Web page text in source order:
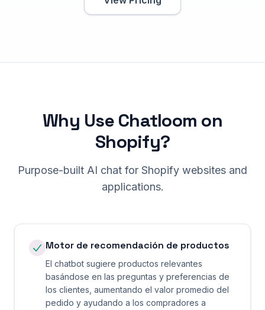
Why Use Chatloom on
Shopify?
Purpose-built AI chat for Shopify websites and
applications.
Motor de recomendación de productos
El chatbot sugiere productos relevantes
basándose en las preguntas y preferencias de
los clientes, aumentando el valor promedio del
pedido y ayudando a los compradores a